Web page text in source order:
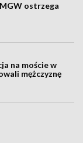
ostrzega
na moście w
mężczyznę